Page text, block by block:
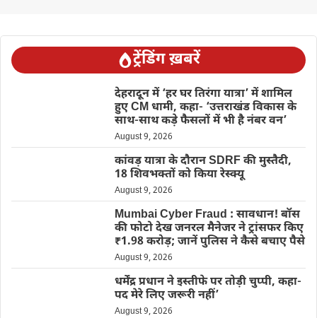
ट्रेंडिंग ख़बरें
देहरादून में ‘हर घर तिरंगा यात्रा’ में शामिल
हुए CM धामी, कहा- ‘उत्तराखंड विकास के
साथ-साथ कड़े फैसलों में भी है नंबर वन’
August 9, 2026
कांवड़ यात्रा के दौरान SDRF की मुस्तैदी,
18 शिवभक्तों को किया रेस्क्यू
August 9, 2026
Mumbai Cyber Fraud : सावधान! बॉस
की फोटो देख जनरल मैनेजर ने ट्रांसफर किए
₹1.98 करोड़; जानें पुलिस ने कैसे बचाए पैसे
August 9, 2026
धर्मेंद्र प्रधान ने इस्तीफे पर तोड़ी चुप्पी, कहा-
पद मेरे लिए जरूरी नहीं’
August 9, 2026